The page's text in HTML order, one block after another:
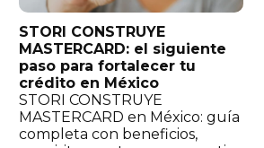
STORI CONSTRUYE
MASTERCARD: el siguiente
paso para fortalecer tu
crédito en México
STORI CONSTRUYE
MASTERCARD en México: guía
completa con beneficios,